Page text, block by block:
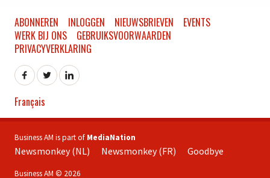
ABONNEREN INLOGGEN NIEUWSBRIEVEN
EVENTS
WERK BIJ ONS
GEBRUIKSVOORWAARDEN
PRIVACYVERKLARING
Français
Business AM is part of MediaNation
Newsmonkey (NL) Newsmonkey (FR) Goodbye
Business AM © 2026